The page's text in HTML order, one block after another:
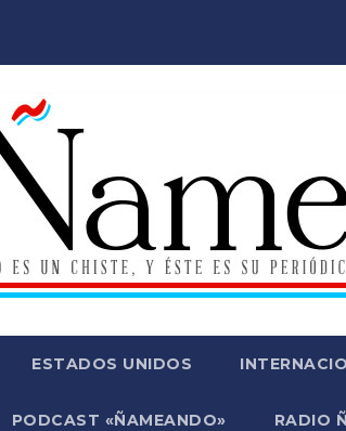
ESTADOS UNIDOS
PODCAST «ÑAMEANDO» RADIO